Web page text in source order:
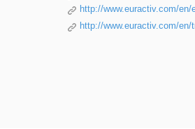
http://www.euractiv.com/
http://www.euractiv.com/